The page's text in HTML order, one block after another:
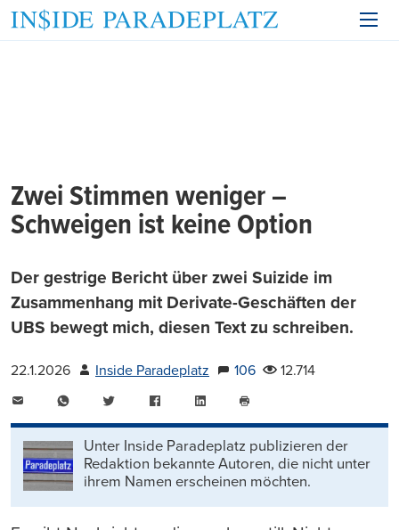
Zwei Stimmen weniger –
Schweigen ist keine Option
Der gestrige Bericht über zwei Suizide im
Zusammenhang mit Derivate-Geschäften der
UBS bewegt mich, diesen Text zu schreiben.
22.1.2026 Inside Paradeplatz 106
12.714
WhatsAppTwitter FacebookLinkedIn
drucken
Unter Inside Paradeplatz publizieren der
Redaktion bekannte Autoren, die nicht unter
ihrem Namen erscheinen möchten.